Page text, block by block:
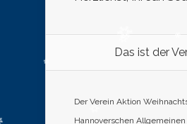
Das ist der
Der Verein Aktion
Hannoverschen